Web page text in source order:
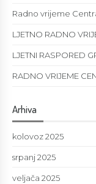
Radno vrijeme
LJETNO RADNO
LJETNI RASPORED
RADNO VRIJEME
Arhiva
kolovoz 2025
srpanj 2025
veljača 2025